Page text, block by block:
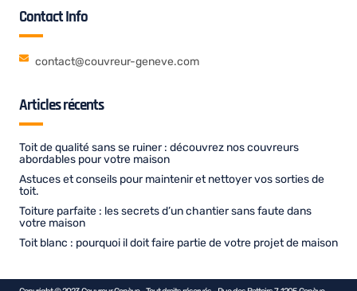
Contact Info
contact@couvreur-geneve.com
Articles récents
Toit de qualité sans se ruiner : découvrez nos couvreurs
abordables pour votre maison
Astuces et conseils pour maintenir et nettoyer vos sorties de
toit.
Toiture parfaite : les secrets d’un chantier sans faute dans
votre maison
Toit blanc : pourquoi il doit faire partie de votre projet de maison